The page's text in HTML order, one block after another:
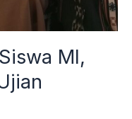
MI,